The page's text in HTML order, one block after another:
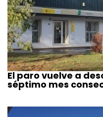
El paro vuelve a
séptimo mes